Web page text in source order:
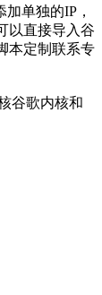
单独的IP，
以直接导入谷
本定制联系专
谷歌内核和